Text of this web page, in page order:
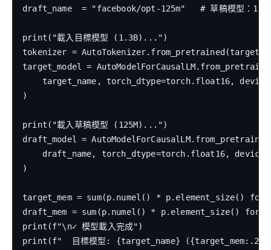
draft_name  = "facebook/opt-125m"   # 草稿模型：
print("載入目標模型 (1.3B)...")
tokenizer =
target_model =
target_name, torch_dtype=torch.float16,
)
print("載入草稿模型 (125M)...")
draft_model =
draft_name, torch_dtype=torch.float16,
)
target_mem = sum(p.numel() * p.element_size()
draft_mem = sum(p.numel() * p.element_size() for
print(f"\n✓ 模型載入完成")
print(f"  目標模型: {target_name} ({target_mem:.2f}